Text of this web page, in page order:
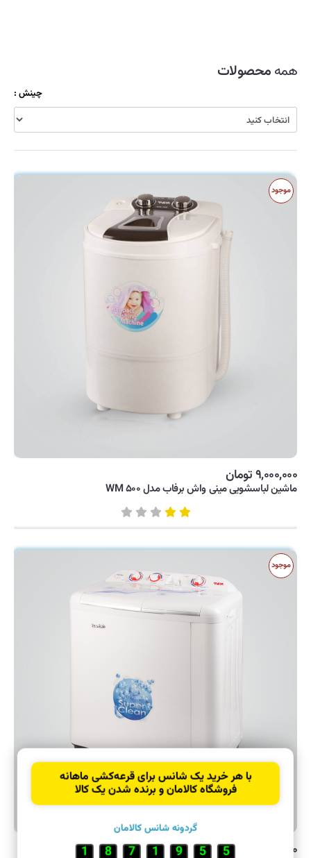
ظروف نگهدارنده
قابلمه
قاشق و چنگال
کولر
کارواش
کتری و قوری
همهمحصولات
چینش :
موجود
۹,۰۰۰,۰۰۰ تومان
ماشین لباسشویی مینی واش برفاب مدل WM ۵۰۰
موجود
۲۸,۱۰۰,۰۰۰ تومان
با هر خرید یک شانس برای قرعه‌کشی ماهانه
فروشگاه کالامان و برنده شدن یک کالا
گردونه شانس کالامان
8
9
0
3
3
5
9